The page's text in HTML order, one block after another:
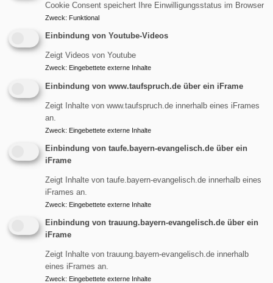
Cookie Consent speichert Ihre Einwilligungsstatus im Browser
Zweck: Funktional
Einbindung von Youtube-Videos
Zeigt Videos von Youtube
Zweck: Eingebettete externe Inhalte
Einbindung von www.taufspruch.de über ein iFrame
Zeigt Inhalte von www.taufspruch.de innerhalb eines iFrames
an.
Zweck: Eingebettete externe Inhalte
Einbindung von taufe.bayern-evangelisch.de über ein
iFrame
Zeigt Inhalte von taufe.bayern-evangelisch.de innerhalb eines
iFrames an.
Zweck: Eingebettete externe Inhalte
Einbindung von trauung.bayern-evangelisch.de über ein
iFrame
Zeigt Inhalte von trauung.bayern-evangelisch.de innerhalb
eines iFrames an.
Zweck: Eingebettete externe Inhalte